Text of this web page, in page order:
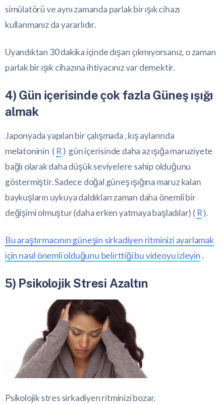
simülatörü ve aynı zamanda parlak bir ışık cihazı
kullanmanız da yararlıdır.
Uyandıktan 30 dakika içinde dışarı çıkmıyorsanız, o zaman
parlak bir ışık cihazına ihtiyacınız var demektir.
4) Gün içerisinde çok fazla Güneş ışığı
almak
Japonyada yapılan bir çalışmada , kış aylarında
melatoninin ( R ) gün içerisinde daha az ışığa maruziyete
bağlı olarak daha düşük seviyelere sahip olduğunu
göstermiştir. Sadece doğal güneş ışığına maruz kalan
baykuşların uykuya daldıkları zaman daha önemli bir
değişimi olmuştur (daha erken yatmaya başladılar) ( R).
Bu araştırmacının güneşin sirkadiyen ritminizi ayarlamak
için nasıl önemli olduğunu belirttiği bu videoyu izleyin .
5) Psikolojik Stresi Azaltın
Psikolojik stres sirkadiyen ritminizi bozar.